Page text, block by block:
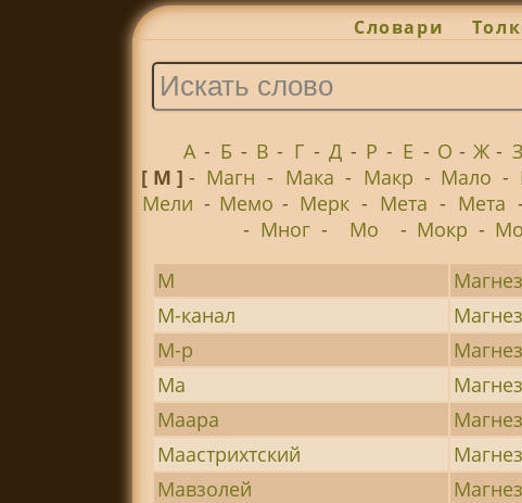
Словари
А - Б - В - Г - Д - Р - Е - О - Ж - З
[ М ] - Магн - Мака - Макр - Мало -
Мели - Мемо - Мерк - Мета - Мета -
- Мног - Мо - Мокр -
М
М-канал
М-р
Ма
Маара
Маастрихтский
Мавзолей